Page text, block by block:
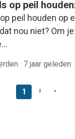
op peil
peil houden op
nou niet? Om
· 7 jaar geleden
1 2 >